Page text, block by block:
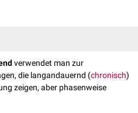
verwendet man zur
die langandauernd (chronisch)
zeigen, aber phasenweise